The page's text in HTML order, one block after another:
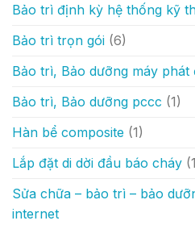
Bảo trì định kỳ hệ thống kỹ
Bảo trì trọn gói (6)
Bảo trì, Bảo dưỡng máy phát
Bảo trì, Bảo dưỡng pccc (1)
Hàn bể composite (1)
Lắp đặt di dời đầu báo cháy
Sửa chữa – bảo trì – bảo
internet